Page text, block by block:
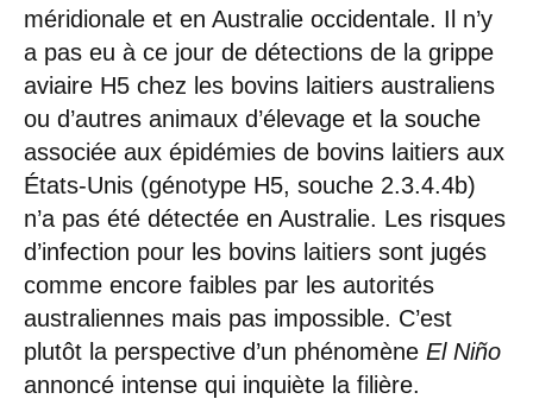
méridionale et en Australie occidentale. Il n’y
a pas eu à ce jour de détections de la grippe
aviaire H5 chez les bovins laitiers australiens
ou d’autres animaux d’élevage et la souche
associée aux épidémies de bovins laitiers aux
États-Unis (génotype H5, souche 2.3.4.4b)
n’a pas été détectée en Australie. Les risques
d’infection pour les bovins laitiers sont jugés
comme encore faibles par les autorités
australiennes mais pas impossible. C’est
plutôt la perspective d’un phénomène El Niño
annoncé intense qui inquiète la filière.